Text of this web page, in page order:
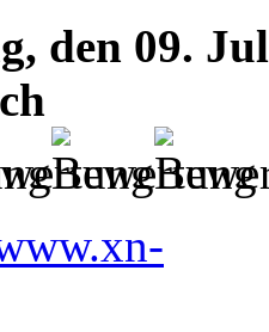
den 09.